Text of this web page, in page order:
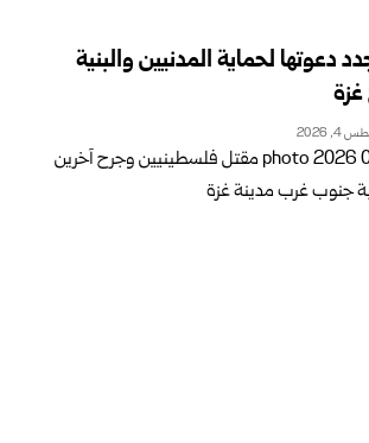
دعوتها لحماية المدنيين والبنية
2026